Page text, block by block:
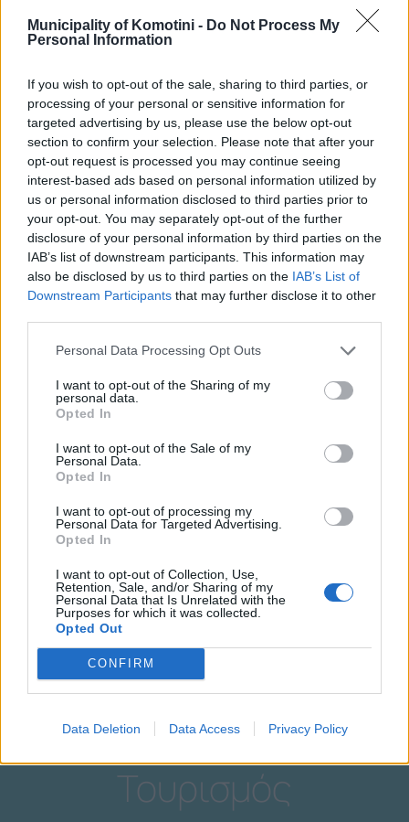
Municipality of Komotini - Do Not Process My
Personal Information
If you wish to opt-out of the sale, sharing to third parties, or
processing of your personal or sensitive information for
targeted advertising by us, please use the below opt-out
section to confirm your selection. Please note that after your
opt-out request is processed you may continue seeing
interest-based ads based on personal information utilized by
us or personal information disclosed to third parties prior to
your opt-out. You may separately opt-out of the further
disclosure of your personal information by third parties on the
IAB’s list of downstream participants. This information may
also be disclosed by us to third parties on the IAB’s List of
Downstream Participants that may further disclose it to other
Personal Data Processing Opt Outs
I want to opt-out of the Sharing of my
personal data.
Opted In
I want to opt-out of the Sale of my
Personal Data.
Opted In
I want to opt-out of processing my
Personal Data for Targeted Advertising.
Opted In
I want to opt-out of Collection, Use,
Retention, Sale, and/or Sharing of my
Personal Data that Is Unrelated with the
Purposes for which it was collected.
Opted Out
CONFIRM
Data Deletion Data Access Privacy Policy
ΠΡΟΣΒΑΣΙΜΟΤΗΤΑ
Εθελοντισμός
Τουρισμός